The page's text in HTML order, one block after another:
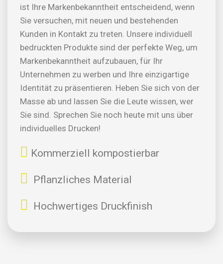
ist Ihre Markenbekanntheit entscheidend, wenn
Sie versuchen, mit neuen und bestehenden
Kunden in Kontakt zu treten. Unsere individuell
bedruckten Produkte sind der perfekte Weg, um
Markenbekanntheit aufzubauen, für Ihr
Unternehmen zu werben und Ihre einzigartige
Identität zu präsentieren. Heben Sie sich von der
Masse ab und lassen Sie die Leute wissen, wer
Sie sind. Sprechen Sie noch heute mit uns über
individuelles Drucken!
Kommerziell kompostierbar
Pflanzliches Material
Hochwertiges Druckfinish